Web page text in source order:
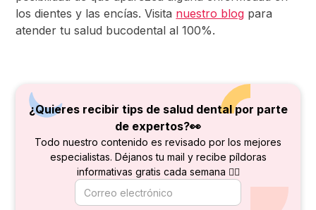
los dientes y las encías. Visita nuestro blog para
atender tu salud bucodental al 100%.
¿Quieres recibir tips de salud dental por parte
de expertos?👀
Todo nuestro contenido es revisado por los mejores
especialistas. Déjanos tu mail y recibe píldoras
informativas gratis cada semana 👇🏻